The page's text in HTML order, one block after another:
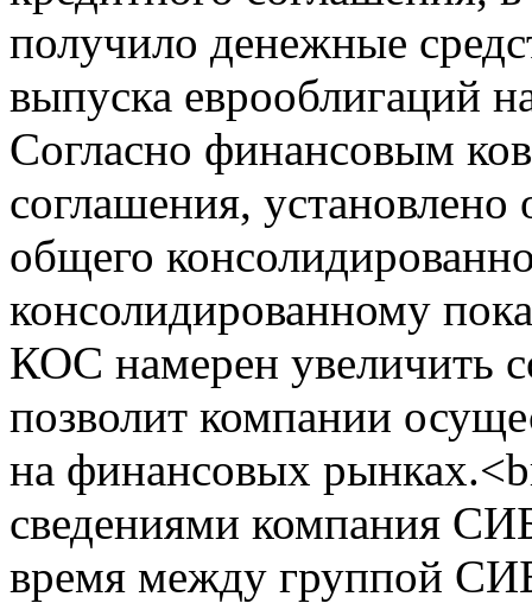
получило денежные
выпуска еврооблигаций
Согласно финансовым
соглашения,
общего
консолидированному
КОС намерен увеличить
позволит компании
на финансовых
сведениями компания
время между группой